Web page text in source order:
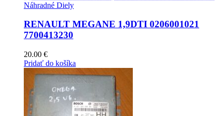
Náhradné Diely
RENAULT MEGANE 1,9DTI 0206001021
7700413230
20.00 €
Pridať do košíka